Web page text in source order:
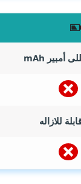
mAh
للازاله